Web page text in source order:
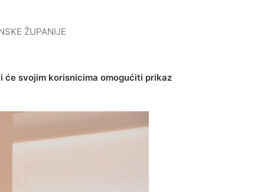
ŽUPANIJE
će svojim korisnicima omogućiti prikaz